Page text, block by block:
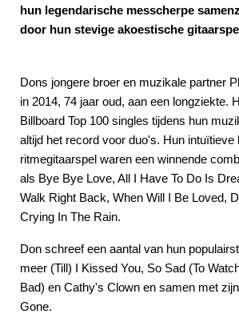
hun legendarische messcherpe
door hun stevige akoestische
Dons jongere broer en muzikale partner
in 2014, 74 jaar oud, aan een longziekte.
Billboard Top 100 singles tijdens hun
altijd het record voor duo's. Hun intuïtieve
ritmegitaarspel waren een winnende
als Bye Bye Love, All I Have To Do Is
Walk Right Back, When Will I Be Loved,
Crying In The Rain.
Don schreef een aantal van hun
meer (Till) I Kissed You, So Sad (To
Bad) en Cathy's Clown en samen met
Gone.